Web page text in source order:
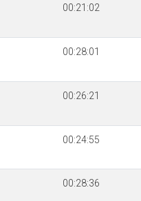
00:21:02
00:28:01
00:26:21
00:24:55
00:28:36